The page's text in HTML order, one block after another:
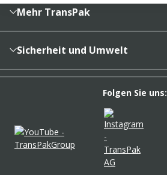
Zahlungsarten
Füllen, Polstern, Schützen
Folien & Beutel
Versandverpackungen
Etiketten & Kennzeichnung
Ausstattung Lager & Büro
Mehr TransPak
Über uns
Kontakt
Sicherheit und Umwelt
REACH-Verordnung
umweltfreundlich verpacken
Folgen Sie uns: